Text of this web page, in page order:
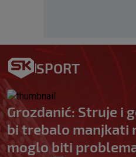
SPORT
Grozdanić: Struje i
bi trebalo manjkati
moglo biti